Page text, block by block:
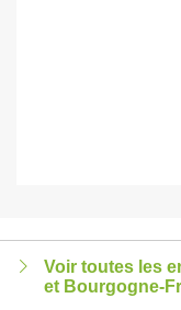
Voir toutes les
et Bourgogne-